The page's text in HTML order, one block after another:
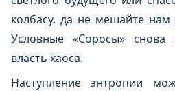
колбасу, да не мешайте нам
Условные «Соросы» снова
власть хаоса.
Наступление энтропии